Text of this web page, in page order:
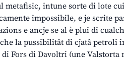
metafisic, intune sorte di lote
impossibile, e je scrite
e ancje se al è plui di
la pussibilitât di cjatâ petroli
Fors di Davoltri (une